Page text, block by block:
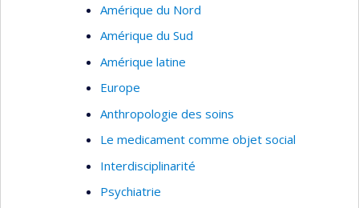
Amérique du Nord
Amérique du Sud
Amérique latine
Europe
Anthropologie des soins
Le medicament comme objet social
Interdisciplinarité
Psychiatrie